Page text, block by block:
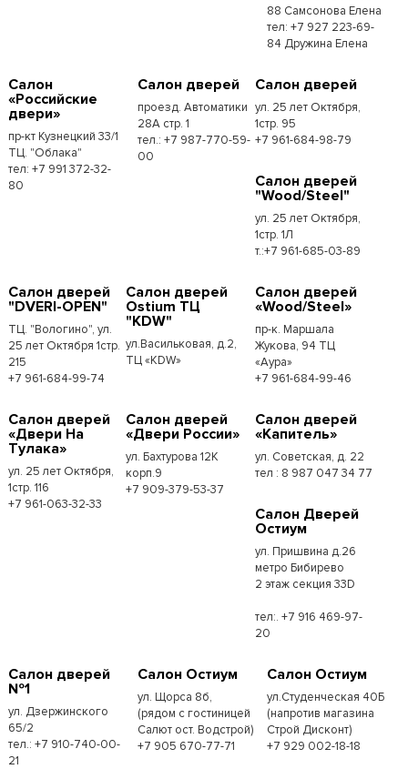
88 Самсонова Елена
тел: +7 927 223-69-
84 Дружина Елена
Салон
«Российские
двери»
пр-кт Кузнецкий 33/1
ТЦ. "Облака"
тел: +7 991 372-32-
80
Салон дверей
проезд. Автоматики
28А стр. 1
тел.: +7 987-770-59-
00
Салон дверей
ул. 25 лет Октября,
1стр. 95
+7 961-684-98-79
Салон дверей
"Wood/Steel"
ул. 25 лет Октября,
1стр. 1Л
т.:+7 961-685-03-89
Салон дверей
"DVERI-OPEN"
ТЦ. "Вологино", ул.
25 лет Октября 1стр.
215
+7 961-684-99-74
Салон дверей
Ostium ТЦ
"KDW"
ул.Васильковая, д.2,
ТЦ «KDW»
Салон дверей
«Wood/Steel»
пр-к. Маршала
Жукова, 94 ТЦ
«Аура»
+7 961-684-99-46
Салон дверей
«Двери На
Тулака»
ул. 25 лет Октября,
1стр. 116
+7 961-063-32-33
Салон дверей
«Двери России»
ул. Бахтурова 12К
корп.9
+7 909-379-53-37
Салон дверей
«Капитель»
ул. Советская, д. 22
тел : 8 987 047 34 77
Салон Дверей
Остиум
ул. Пришвина д.26
метро Бибирево
2 этаж секция 33D
тел:. +7 916 469-97-
20
Салон дверей
№1
ул. Дзержинского
65/2
тел.: +7 910-740-00-
21
Салон Остиум
ул. Щорса 8б,
(рядом с гостиницей
Салют ост. Водстрой)
+7 905 670-77-71
Салон Остиум
ул.Студенческая 40Б
(напротив магазина
Строй Дисконт)
+7 929 002-18-18